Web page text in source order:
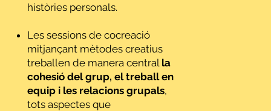
històries personals.
Les sessions de cocreació
mitjançant mètodes creatius
treballen de manera central la
cohesió del grup, el treball en
equip i les relacions grupals,
tots aspectes que